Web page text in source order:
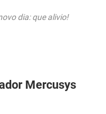
dia: que alivio!
Mercusys